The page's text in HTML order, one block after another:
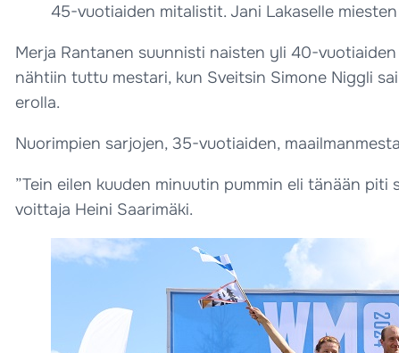
45-vuotiaiden mitalistit. Jani Lakaselle
Merja Rantanen suunnisti naisten yli 40-
nähtiin tuttu mestari, kun Sveitsin Simone Niggli
erolla.
Nuorimpien sarjojen, 35-vuotiaiden,
”Tein eilen kuuden minuutin pummin eli tänään
voittaja Heini Saarimäki.